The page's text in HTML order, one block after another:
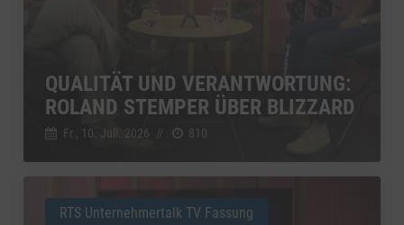
QUALITÄT UND VERANTWORTUNG:
ROLAND STEMPER ÜBER BLIZZARD
Fr., 10. Juli. 2026 // 810
RTS Unternehmertalk TV Fassung